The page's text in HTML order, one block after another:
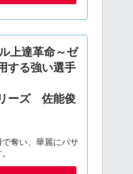
上達革命～ゼ
する強い選手
ーズ 佐能俊
奪い、華麗にパサ